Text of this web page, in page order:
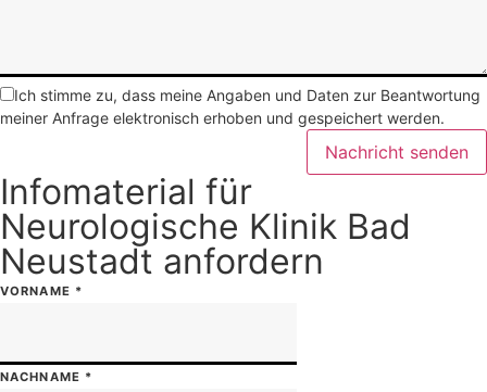
Ich stimme zu, dass meine Angaben und Daten zur Beantwortung
meiner Anfrage elektronisch erhoben und gespeichert werden.
Nachricht senden
Infomaterial für
Neurologische Klinik Bad
Neustadt anfordern
VORNAME *
NACHNAME *